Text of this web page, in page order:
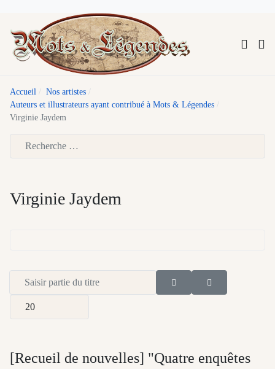
Accueil
Nos artistes
Auteurs et illustrateurs ayant contribué à Mots & Légendes
Virginie Jaydem
Virginie Jaydem
Saisir partie du titre
Afficher #
[Recueil de nouvelles] "Quatre enquêtes